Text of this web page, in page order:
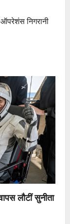
ऑपरेशंस निगरानी
लौटीं सुनीता